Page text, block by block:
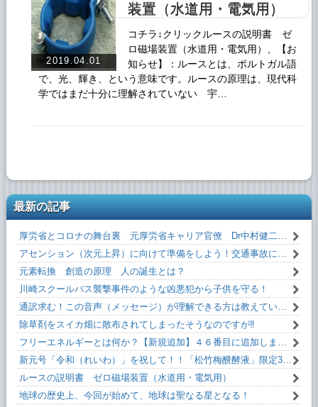
2019.04.01
装置（水道用・電気用）
コチラ↓クリックルースの説明書 ゼ
ロ磁場装置（水道用・電気用）、【お
知らせ】：ルースとは、ポルトガル語
で、光、輝き、という意味です。ルースの原理は、現代科
学ではまだ十分に理解されていない 宇…
最新の記事
厚労省とコロナの舞台裏 元厚労省キャリア官僚 Dr中村健二 氏 闇を暴露！
アセンション（次元上昇）に向けて準備をしよう！交通事故にあわない方法！！
元素転換 創造の原理 人の誕生とは？
川崎スクールバス襲撃事件のような凶悪犯から子供を守る！
通訳求む！この音声（メッセージ）が理解できる方は教えていただけるとうれしいです！
除草剤をスイカ畑に散布されてしまったそうなのですが‼
フリーエネルギーとは何か？【新規追加】４６番目に追加しました！無料です！
新元号「令和（れいわ）」を祝して！！「松竹梅醗酵液」限定35本。
ルースの説明書 ゼロ磁場装置（水道用・電気用）
地球の歴史上、今回が始めて、地球は聖なる星となる！